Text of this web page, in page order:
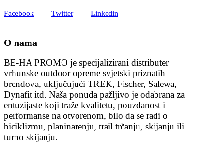
Facebook Twitter Linkedin
O nama
BE-HA PROMO je specijalizirani distributer
vrhunske outdoor opreme svjetski priznatih
brendova, uključujući TREK, Fischer, Salewa,
Dynafit itd. Naša ponuda pažljivo je odabrana za
entuzijaste koji traže kvalitetu, pouzdanost i
performanse na otvorenom, bilo da se radi o
biciklizmu, planinarenju, trail trčanju, skijanju ili
turno skijanju.